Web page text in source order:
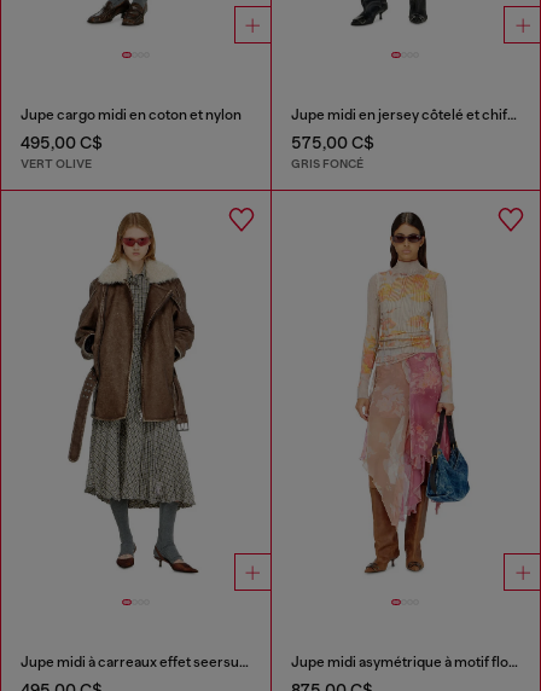
Jupe cargo midi en coton et nylon
495,00 C$
VERT OLIVE
Jupe midi en jersey côtelé et chiffon
575,00 C$
GRIS FONCÉ
Jupe midi à carreaux effet seersucker Jupe midi asymétrique à motif floral en viscose et soie